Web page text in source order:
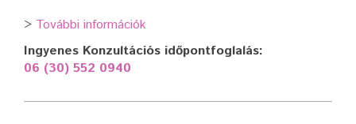
> További információk
Ingyenes Konzultációs időpontfoglalás:
06 (30) 552 0940